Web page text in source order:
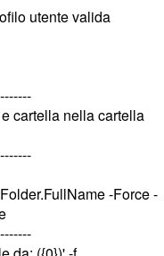
utente valida
cartella nella cartella
-Force -